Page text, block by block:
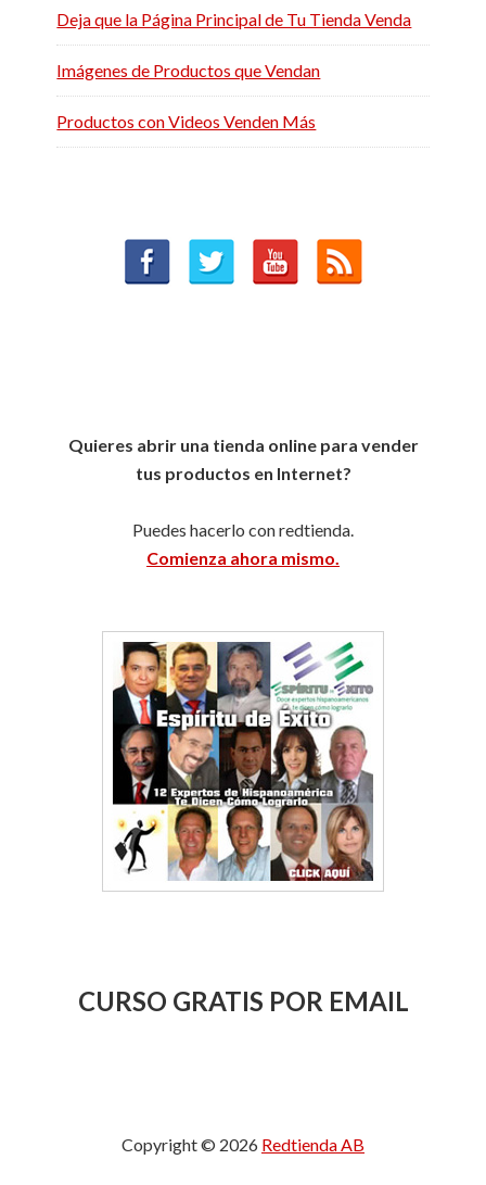
Deja que la Página Principal de Tu Tienda Venda
Imágenes de Productos que Vendan
Productos con Videos Venden Más
Quieres abrir una tienda online para vender
tus productos en Internet?
Puedes hacerlo con redtienda.
Comienza ahora mismo.
CURSO GRATIS POR EMAIL
Copyright © 2026 Redtienda AB